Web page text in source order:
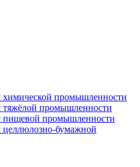
химической промышленности
тяжёлой промышленности
пищевой промышленности
целлюлозно-бумажной